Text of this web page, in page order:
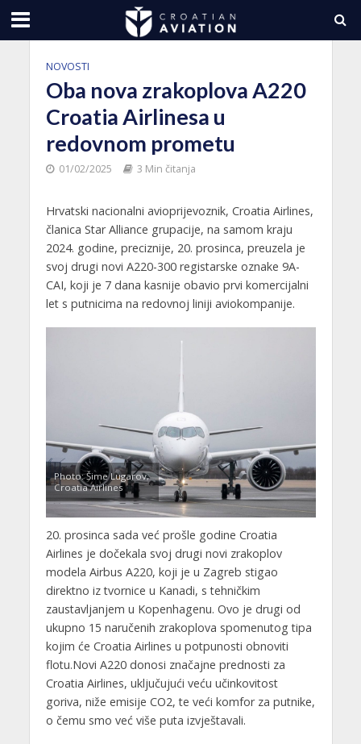
NOVOSTI
Oba nova zrakoplova A220
Croatia Airlinesa u
redovnom prometu
01/02/2025 3 Min čitanja
Hrvatski nacionalni avioprijevoznik, Croatia Airlines,
članica Star Alliance grupacije, na samom kraju
2024. godine, preciznije, 20. prosinca, preuzela je
svoj drugi novi A220-300 registarske oznake 9A-
CAI, koji je 7 dana kasnije obavio prvi komercijalni
let s putnicima na redovnoj liniji aviokompanije.
Photo: Šime Lugarov,
Croatia Airlines
20. prosinca sada već prošle godine Croatia
Airlines je dočekala svoj drugi novi zrakoplov
modela Airbus A220, koji je u Zagreb stigao
direktno iz tvornice u Kanadi, s tehničkim
zaustavljanjem u Kopenhagenu. Ovo je drugi od
ukupno 15 naručenih zrakoplova spomenutog tipa
kojim će Croatia Airlines u potpunosti obnoviti
flotu.Novi A220 donosi značajne prednosti za
Croatia Airlines, uključujući veću učinkovitost
goriva, niže emisije CO2, te veći komfor za putnike,
o čemu smo već više puta izvještavali.